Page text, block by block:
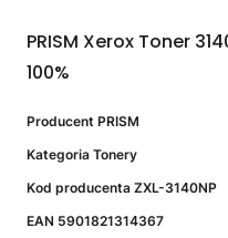
PRISM Xerox Toner
100%
Producent PRISM
Kategoria Tonery
Kod producenta ZXL-3140NP
EAN 5901821314367